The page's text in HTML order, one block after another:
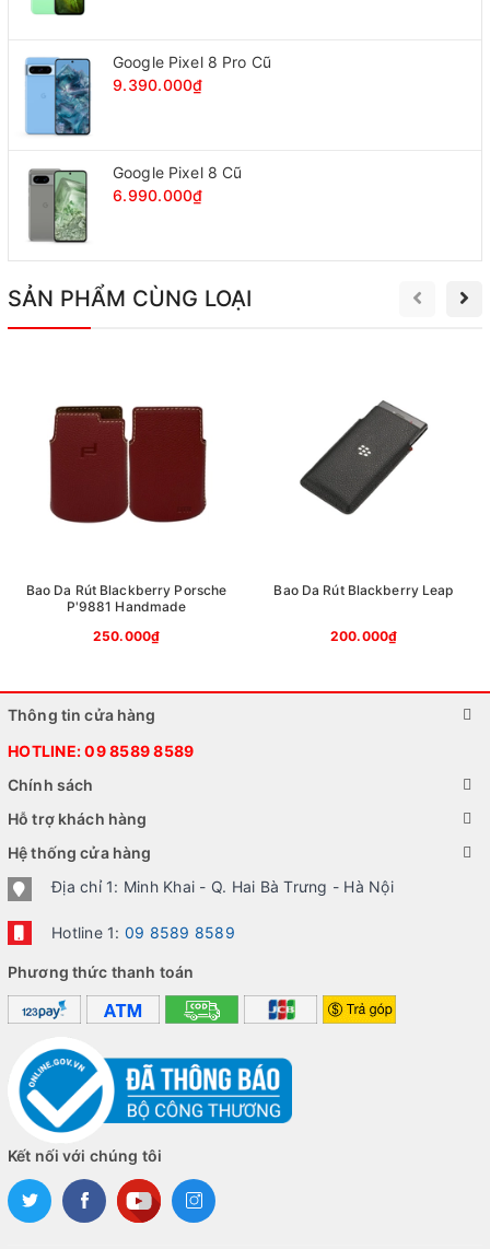
Google Pixel 8 Pro Cũ
9.390.000₫
Google Pixel 8 Cũ
6.990.000₫
SẢN PHẨM CÙNG LOẠI
Bao Da Rút Blackberry Porsche
P'9881 Handmade
250.000₫
Bao Da Rút Blackberry Leap
200.000₫
Thông tin cửa hàng
HOTLINE:09 8589 8589
Chính sách
Hỗ trợ khách hàng
Hệ thống cửa hàng
Địa chỉ 1: Minh Khai - Q. Hai Bà Trưng - Hà Nội
Hotline 1: 09 8589 8589
Phương thức thanh toán
Kết nối với chúng tôi